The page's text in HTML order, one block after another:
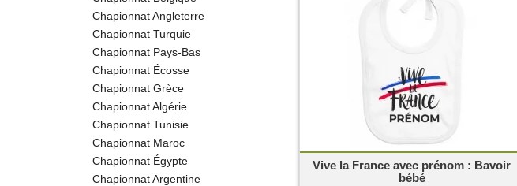
Vive la France avec prénom : Bavoir
bébé
Chapionnat Angleterre
Chapionnat Turquie
Chapionnat Pays-Bas
Chapionnat Écosse
Chapionnat Grèce
Chapionnat Algérie
Chapionnat Tunisie
Chapionnat Maroc
Chapionnat Égypte
Chapionnat Argentine